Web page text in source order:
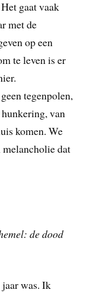
gaat vaak
met de
op een
te leven is er
tegenpolen,
van
komen. We
dat
de dood
was. Ik